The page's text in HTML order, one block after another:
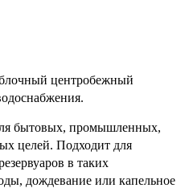
центробежный
бытовых, промышленных,
целей. Подходит для
в таких
дождевание или капельное